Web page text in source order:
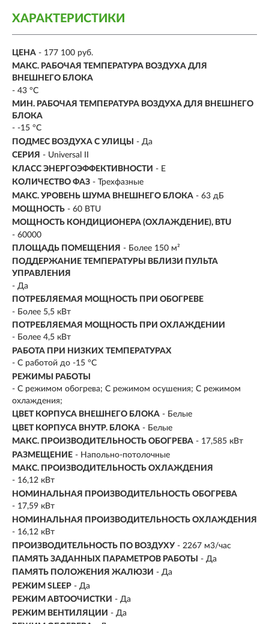
ХАРАКТЕРИСТИКИ
ЦЕНА - 177 100 руб.
МАКС. РАБОЧАЯ ТЕМПЕРАТУРА ВОЗДУХА ДЛЯ
ВНЕШНЕГО БЛОКА
- 43 °С
МИН. РАБОЧАЯ ТЕМПЕРАТУРА ВОЗДУХА ДЛЯ ВНЕШНЕГО
БЛОКА
- -15 °С
ПОДМЕС ВОЗДУХА С УЛИЦЫ
- Да
СЕРИЯ - Universal II
КЛАСС ЭНЕРГОЭФФЕКТИВНОСТИ - Е
КОЛИЧЕСТВО ФАЗ - Трехфазные
МАКС. УРОВЕНЬ ШУМА ВНЕШНЕГО БЛОКА - 63 дБ
МОЩНОСТЬ - 60 BTU
МОЩНОСТЬ КОНДИЦИОНЕРА (ОХЛАЖДЕНИЕ), BTU
- 60000
ПЛОЩАДЬ ПОМЕЩЕНИЯ - Более 150 м²
ПОДДЕРЖАНИЕ ТЕМПЕРАТУРЫ ВБЛИЗИ ПУЛЬТА
УПРАВЛЕНИЯ
- Да
ПОТРЕБЛЯЕМАЯ МОЩНОСТЬ ПРИ ОБОГРЕВЕ
- Более 5,5 кВт
ПОТРЕБЛЯЕМАЯ МОЩНОСТЬ ПРИ ОХЛАЖДЕНИИ
- Более 4,5 кВт
РАБОТА ПРИ НИЗКИХ ТЕМПЕРАТУРАХ
- С работой до -15 °C
РЕЖИМЫ РАБОТЫ
- С режимом обогрева; С режимом осушения; С режимом
охлаждения;
ЦВЕТ КОРПУСА ВНЕШНЕГО БЛОКА - Белые
ЦВЕТ КОРПУСА ВНУТР. БЛОКА - Белые
МАКС. ПРОИЗВОДИТЕЛЬНОСТЬ ОБОГРЕВА - 17,585 кВт
РАЗМЕЩЕНИЕ - Напольно-потолочные
МАКС. ПРОИЗВОДИТЕЛЬНОСТЬ ОХЛАЖДЕНИЯ
- 16,12 кВт
НОМИНАЛЬНАЯ ПРОИЗВОДИТЕЛЬНОСТЬ ОБОГРЕВА
- 17,59 кВт
НОМИНАЛЬНАЯ ПРОИЗВОДИТЕЛЬНОСТЬ ОХЛАЖДЕНИЯ
- 16,12 кВт
ПРОИЗВОДИТЕЛЬНОСТЬ ПО ВОЗДУХУ - 2267 м3/час
ПАМЯТЬ ЗАДАННЫХ ПАРАМЕТРОВ РАБОТЫ
- Да
ПАМЯТЬ ПОЛОЖЕНИЯ ЖАЛЮЗИ - Да
РЕЖИМ SLEEP - Да
РЕЖИМ АВТООЧИСТКИ - Да
РЕЖИМ ВЕНТИЛЯЦИИ - Да